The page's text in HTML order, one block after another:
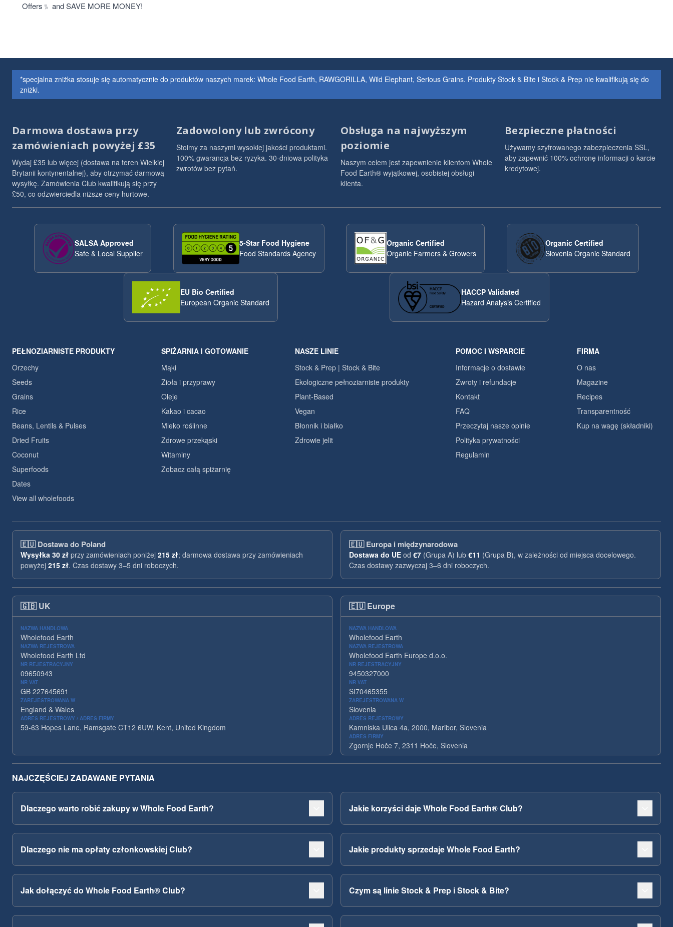
Offers﹪ and SAVE MORE MONEY!
*specjalna zniżka stosuje się automatycznie do produktów naszych marek: Whole Food Earth, RAWGORILLA, Wild Elephant, Serious Grains. Produkty Stock & Bite i Stock & Prep nie kwalifikują się do
zniżki.
Darmowa dostawa przy
zamówieniach powyżej £35
Wydaj £35 lub więcej (dostawa na teren Wielkiej
Brytanii kontynentalnej), aby otrzymać darmową
wysyłkę. Zamówienia Club kwalifikują się przy
£50, co odzwierciedla niższe ceny hurtowe.
Zadowolony lub zwrócony
Stoimy za naszymi wysokiej jakości produktami.
100% gwarancja bez ryzyka. 30-dniowa polityka
zwrotów bez pytań.
Obsługa na najwyższym
poziomie
Naszym celem jest zapewnienie klientom Whole
Food Earth® wyjątkowej, osobistej obsługi
klienta.
Bezpieczne płatności
Używamy szyfrowanego zabezpieczenia SSL,
aby zapewnić 100% ochronę informacji o karcie
kredytowej.
SALSA Approved
Safe & Local Supplier
5-Star Food Hygiene
Food Standards Agency
Organic Certified
Organic Farmers & Growers
Organic Certified
Slovenia Organic Standard
EU Bio Certified
European Organic Standard
HACCP Validated
Hazard Analysis Certified
PEŁNOZIARNISTE PRODUKTY
Orzechy
Seeds
Grains
Rice
Beans, Lentils & Pulses
Dried Fruits
Coconut
Superfoods
Dates
View all wholefoods
SPIŻARNIA I GOTOWANIE
Mąki
Zioła i przyprawy
Oleje
Kakao i cacao
Mleko roślinne
Zdrowe przekąski
Witaminy
Zobacz całą spiżarnię
NASZE LINIE
Stock & Prep | Stock & Bite
Ekologiczne pełnoziarniste produkty
Plant-Based
Vegan
Błonnik i białko
Zdrowie jelit
POMOC I WSPARCIE
Informacje o dostawie
Zwroty i refundacje
Kontakt
FAQ
Przeczytaj nasze opinie
Polityka prywatności
Regulamin
FIRMA
O nas
Magazine
Recipes
Transparentność
Kup na wagę (składniki)
🇪🇺Dostawa do Poland
Wysyłka 30 zł przy zamówieniach poniżej 215 zł; darmowa dostawa przy zamówieniach
powyżej 215 zł. Czas dostawy 3–5 dni roboczych.
🇪🇺Europa i międzynarodowa
Dostawa do UE od €7 (Grupa A) lub €11 (Grupa B), w zależności od miejsca docelowego.
Czas dostawy zazwyczaj 3–6 dni roboczych.
🇬🇧 UK
NAZWA HANDLOWA
Wholefood Earth
NAZWA REJESTROWA
Wholefood Earth Ltd
NR REJESTRACYJNY
09650943
NR VAT
GB 227645691
ZAREJESTROWANA W
England & Wales
ADRES REJESTROWY / ADRES FIRMY
59-63 Hopes Lane, Ramsgate CT12 6UW, Kent, United Kingdom
🇪🇺 Europe
NAZWA HANDLOWA
Wholefood Earth
NAZWA REJESTROWA
Wholefood Earth Europe d.o.o.
NR REJESTRACYJNY
9450327000
NR VAT
SI70465355
ZAREJESTROWANA W
Slovenia
ADRES REJESTROWY
Kamniska Ulica 4a, 2000, Maribor, Slovenia
ADRES FIRMY
Zgornje Hoče 7, 2311 Hoče, Slovenia
NAJCZĘŚCIEJ ZADAWANE PYTANIA
Dlaczego warto robić zakupy w Whole Food Earth? Jakie korzyści daje Whole Food Earth® Club?
Dlaczego nie ma opłaty członkowskiej Club? Jakie produkty sprzedaje Whole Food Earth?
Jak dołączyć do Whole Food Earth® Club? Czym są linie Stock & Prep i Stock & Bite?